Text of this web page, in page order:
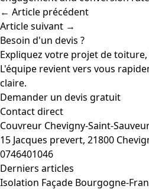
← Article précédent
Article suivant →
Besoin d'un devis ?
Expliquez votre projet de
L'équipe revient vers vous
claire.
Demander un devis gratuit
Contact direct
Couvreur Chevigny-Saint-
15 Jacques prevert, 21800
0746401046
Derniers articles
Isolation Façade Bourgogne-